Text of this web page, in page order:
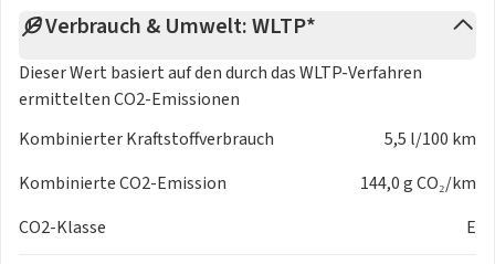
- Innenspiegel automatisch abblendend
- Parkassistent Park Assist Pro, inkl. Einparkhilfe
- Schlüsselloses Schließ- und Startsystem Keyless Access,
mit berührungsloser Ver- und Entriegelung
- Lendenwirbelstütze/n pneumatisch (Lordosenstütze)
- 12-V-Steckdose in der Mittelkonsole vorn
Verbrauch & Umwelt: WLTP*
Dieser Wert basiert auf den durch dasWLTP-Verfahren
ermittelten CO2-Emissionen
Kombinierter Kraftstoffverbrauch
5,5 l/100 km
Kombinierte CO2-Emission
144,0 g CO₂/km
CO2-Klasse
E